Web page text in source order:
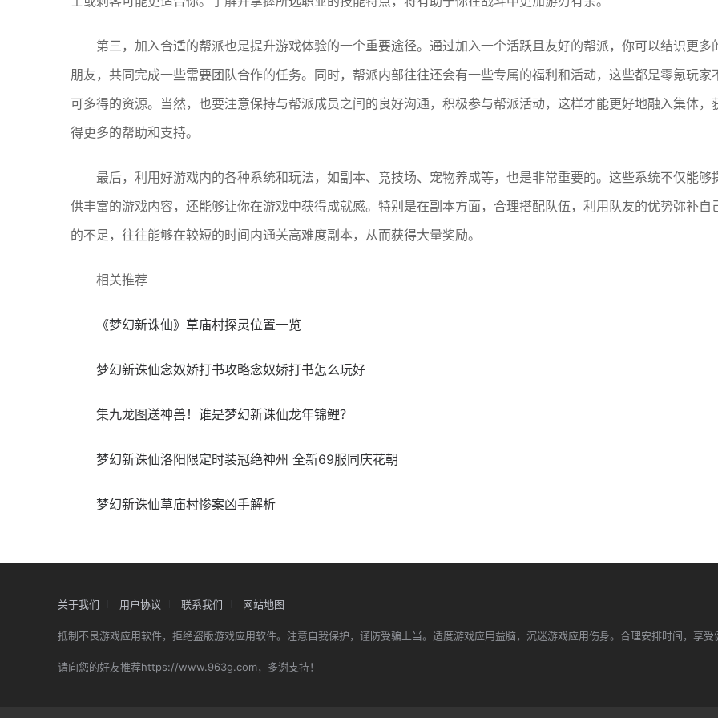
第三，加入合适的帮派也是提升游戏体验的一个重要途径。通过加入一个活跃且友好的帮派，你可以结识更多
朋友，共同完成一些需要团队合作的任务。同时，帮派内部往往还会有一些专属的福利和活动，这些都是零氪玩家
可多得的资源。当然，也要注意保持与帮派成员之间的良好沟通，积极参与帮派活动，这样才能更好地融入集体，
得更多的帮助和支持。
最后，利用好游戏内的各种系统和玩法，如副本、竞技场、宠物养成等，也是非常重要的。这些系统不仅能够
供丰富的游戏内容，还能够让你在游戏中获得成就感。特别是在副本方面，合理搭配队伍，利用队友的优势弥补自
的不足，往往能够在较短的时间内通关高难度副本，从而获得大量奖励。
相关推荐
《梦幻新诛仙》草庙村探灵位置一览
梦幻新诛仙念奴娇打书攻略念奴娇打书怎么玩好
集九龙图送神兽！谁是梦幻新诛仙龙年锦鲤？
梦幻新诛仙洛阳限定时装冠绝神州 全新69服同庆花朝
梦幻新诛仙草庙村惨案凶手解析
关于我们 用户协议 联系我们 网站地图
抵制不良游戏应用软件，拒绝盗版游戏应用软件。注意自我保护，谨防受骗上当。适度游戏应用益脑，沉迷游戏应用伤身。合理安排时间，享受
请向您的好友推荐https://www.963g.com，多谢支持！